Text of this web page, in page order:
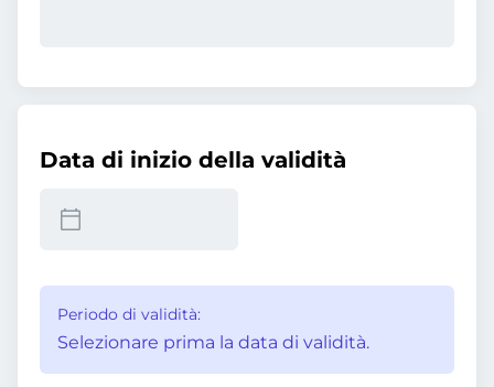
Data di inizio della validità
Periodo di validità:
Selezionare prima la data di validità.